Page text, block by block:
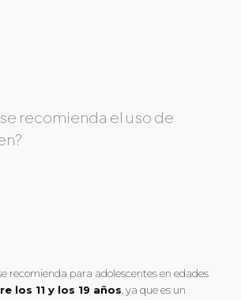
recomienda el uso de
recomienda para adolescentes en edades
los 11 y los 19 años , ya que es un